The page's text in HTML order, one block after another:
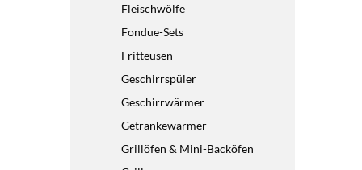
Fleischwölfe
Fondue-Sets
Fritteusen
Geschirrspüler
Geschirrwärmer
Getränkewärmer
Grillöfen & Mini-Backöfen